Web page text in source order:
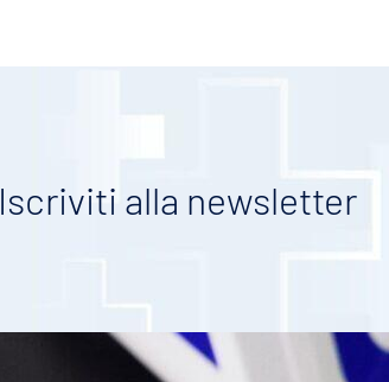
Iscriviti alla newsletter